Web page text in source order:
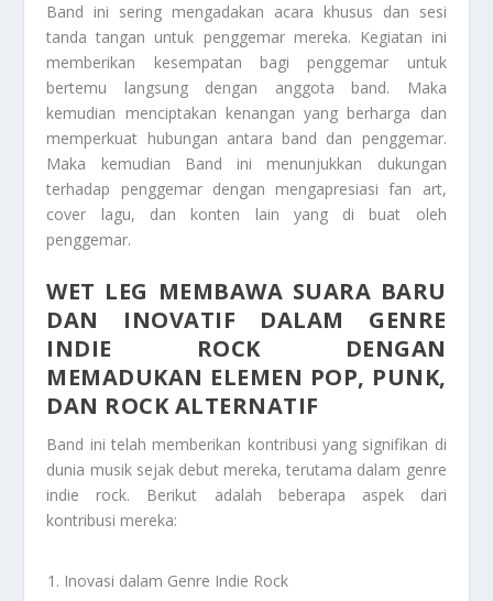
Band ini sering mengadakan acara khusus dan sesi
tanda tangan untuk penggemar mereka. Kegiatan ini
memberikan kesempatan bagi penggemar untuk
bertemu langsung dengan anggota band. Maka
kemudian menciptakan kenangan yang berharga dan
memperkuat hubungan antara band dan penggemar.
Maka kemudian Band ini menunjukkan dukungan
terhadap penggemar dengan mengapresiasi fan art,
cover lagu, dan konten lain yang di buat oleh
penggemar.
WET LEG MEMBAWA SUARA BARU
DAN INOVATIF DALAM GENRE
INDIE ROCK DENGAN
MEMADUKAN ELEMEN POP, PUNK,
DAN ROCK ALTERNATIF
Band ini telah memberikan kontribusi yang signifikan di
dunia musik sejak debut mereka, terutama dalam genre
indie rock. Berikut adalah beberapa aspek dari
kontribusi mereka:
Inovasi dalam Genre Indie Rock